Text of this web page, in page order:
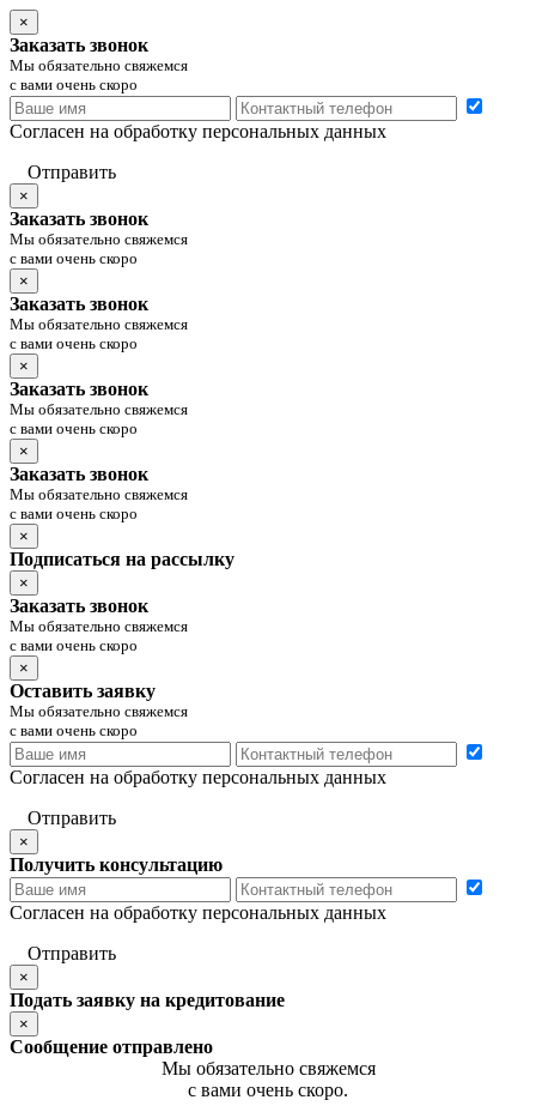
×
Заказать звонок
Мы обязательно свяжемся
с вами очень скоро
Согласен на обработку персональных данных
Отправить
×
Заказать звонок
Мы обязательно свяжемся
с вами очень скоро
×
Заказать звонок
Мы обязательно свяжемся
с вами очень скоро
×
Заказать звонок
Мы обязательно свяжемся
с вами очень скоро
×
Заказать звонок
Мы обязательно свяжемся
с вами очень скоро
×
Подписаться на рассылку
×
Заказать звонок
Мы обязательно свяжемся
с вами очень скоро
×
Оставить заявку
Мы обязательно свяжемся
с вами очень скоро
Согласен на обработку персональных данных
Отправить
×
Получить консультацию
Согласен на обработку персональных данных
Отправить
×
Подать заявку на кредитование
×
Сообщение отправлено
Мы обязательно свяжемся
с вами очень скоро.